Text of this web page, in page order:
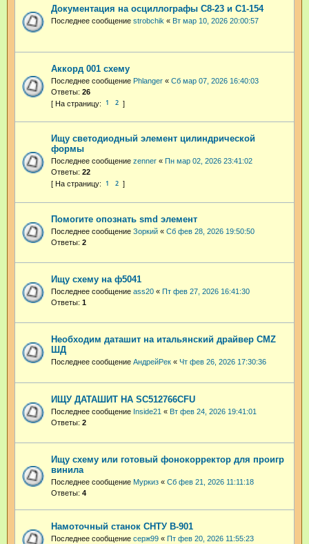
Документация на осциллографы С8-23 и С1-154
Последнее сообщение strobchik « Вт мар 10, 2026 20:00:57
Аккорд 001 схему
Последнее сообщение Phlanger « Сб мар 07, 2026 16:40:03
Ответы: 26
1 2
Ищу светодиодный элемент цилиндрической
формы
Последнее сообщение zenner « Пн мар 02, 2026 23:41:02
Ответы: 22
1 2
Помогите опознать smd элемент
Последнее сообщение Зоркий « Сб фев 28, 2026 19:50:50
Ответы: 2
Ищу схему на ф5041
Последнее сообщение ass20 « Пт фев 27, 2026 16:41:30
Ответы: 1
Необходим даташит на итальянский драйвер CMZ
ШД
Последнее сообщение АндрейРек « Чт фев 26, 2026 17:30:36
ИЩУ ДАТАШИТ НА SC512766CFU
Последнее сообщение Inside21 « Вт фев 24, 2026 19:41:01
Ответы: 2
Ищу схему или готовый фонокорректор для проигр
винила
Последнее сообщение Муркиз « Сб фев 21, 2026 11:11:18
Ответы: 4
Намоточный станок СНТУ В-901
Последнее сообщение серж99 « Пт фев 20, 2026 11:55:23